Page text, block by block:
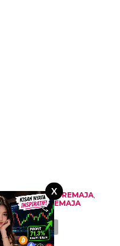
X
,CERITA REMAJA,
,NOVEL REMAJA